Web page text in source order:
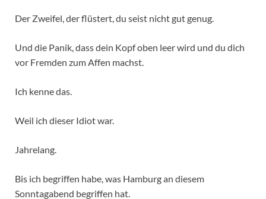
Der Zweifel, der flüstert, du seist nicht gut genug.
Und die Panik, dass dein Kopf oben leer wird und du dich
vor Fremden zum Affen machst.
Ich kenne das.
Weil ich dieser Idiot war.
Jahrelang.
Bis ich begriffen habe, was Hamburg an diesem
Sonntagabend begriffen hat.